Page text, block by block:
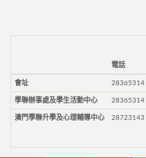
電話
會址 28365314
學聯辦事處及學生活動中心 28365314
澳門學聯升學及心理輔導中心 28723143